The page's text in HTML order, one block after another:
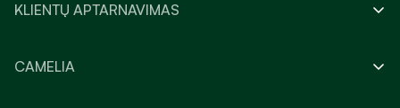
KLIENTŲ APTARNAVIMAS
CAMELIA